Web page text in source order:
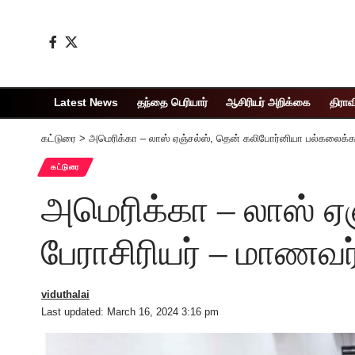
Latest News தந்தை பெரியார் ஆசிரியர் அறிக்கை
கட்டுரை > அமெரிக்கா – லாஸ் ஏஞ்சல்ஸ், தென் கலிபோர்னியா
கட்டுரை
அமெரிக்கா – லாஸ்
பேராசிரியர் –
Last updated: March 16, 2024 3:16 pm
viduthalai